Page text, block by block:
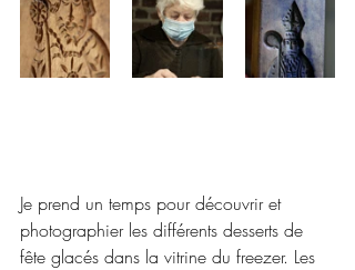
Je prend un temps pour découvrir et
photographier les différents desserts de
fête glacés dans la vitrine du freezer. Les